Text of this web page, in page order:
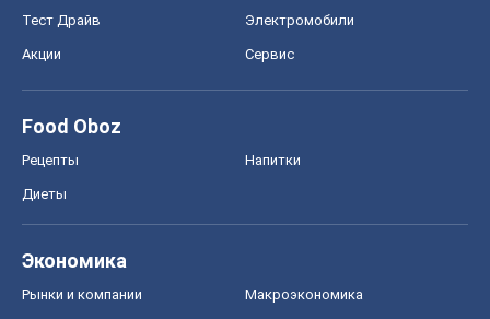
Тест Драйв Электромобили
Акции Сервис
Food Oboz
Рецепты Напитки
Диеты
Экономика
Рынки и компании Mакроэкономика